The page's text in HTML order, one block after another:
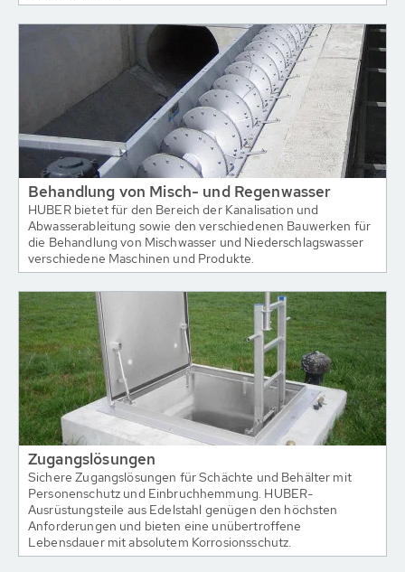
Behandlung von Misch- und Regenwasser
HUBER bietet für den Bereich der Kanalisation und
Abwasserableitung sowie den verschiedenen Bauwerken für
die Behandlung von Mischwasser und Niederschlagswasser
verschiedene Maschinen und Produkte.
Zugangslösungen
Sichere Zugangslösungen für Schächte und Behälter mit
Personenschutz und Einbruchhemmung. HUBER-
Ausrüstungsteile aus Edelstahl genügen den höchsten
Anforderungen und bieten eine unübertroffene
Lebensdauer mit absolutem Korrosionsschutz.